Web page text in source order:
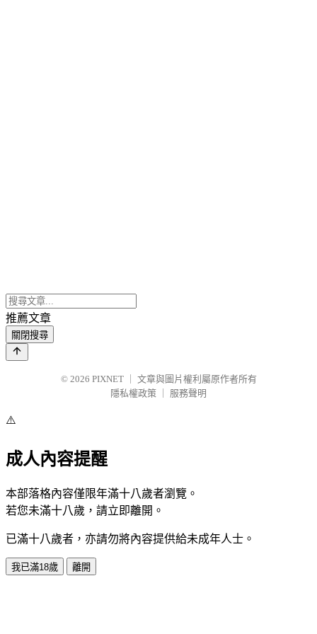
推薦文章
關閉搜尋
© 2026 PIXNET
文章與圖片權利屬原作者所有
隱私權政策
服務聲明
⚠️
成人內容提醒
本部落格內容僅限年滿十八歲者瀏覽。
若您未滿十八歲，請立即離開。
已滿十八歲者，亦請勿將內容提供給未成年人士。
我已滿18歲 離開